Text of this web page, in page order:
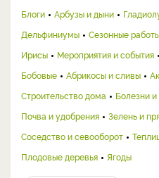
Блоги Арбузы и дыни
Дельфиниумы
Сезонные
Ирисы
Мероприятия и события
Бобовые
Абрикосы и сливы
Строительство дома
Болезни
Почва и удобрения
Зелень и
Соседство и севооборот
Плодовые деревья
Ягоды